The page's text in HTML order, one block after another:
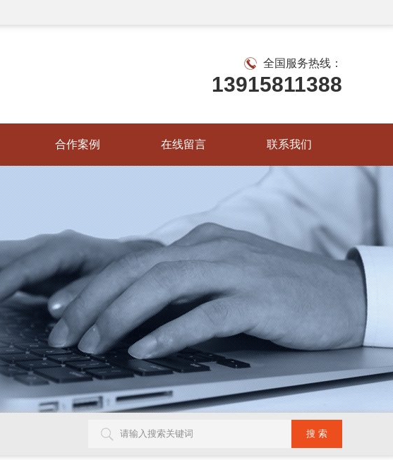
全国服务热线：
13915811388
合作案例 在线留言 联系我们